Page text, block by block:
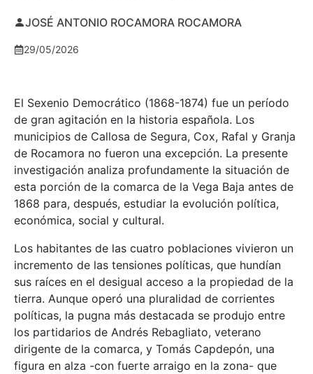
JOSÉ ANTONIO ROCAMORA ROCAMORA
29/05/2026
El Sexenio Democrático (1868-1874) fue un período
de gran agitación en la historia española. Los
municipios de Callosa de Segura, Cox, Rafal y Granja
de Rocamora no fueron una excepción. La presente
investigación analiza profundamente la situación de
esta porción de la comarca de la Vega Baja antes de
1868 para, después, estudiar la evolución política,
económica, social y cultural.
Los habitantes de las cuatro poblaciones vivieron un
incremento de las tensiones políticas, que hundían
sus raíces en el desigual acceso a la propiedad de la
tierra. Aunque operó una pluralidad de corrientes
políticas, la pugna más destacada se produjo entre
los partidarios de Andrés Rebagliato, veterano
dirigente de la comarca, y Tomás Capdepón, una
figura en alza -con fuerte arraigo en la zona- que